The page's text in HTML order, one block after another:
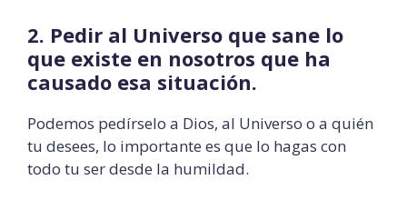
2. Pedir al Universo que sane lo
que existe en nosotros que ha
causado esa situación.
Podemos pedírselo a Dios, al Universo o a quién
tu desees, lo importante es que lo hagas con
todo tu ser desde la humildad.